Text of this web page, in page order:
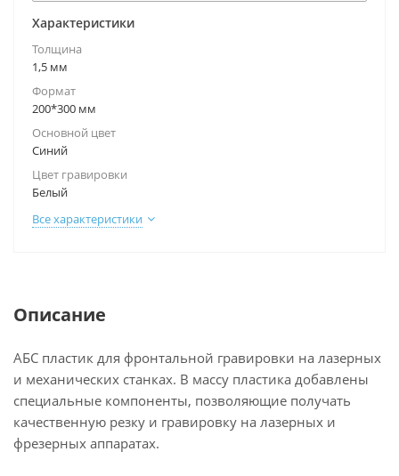
Характеристики
Толщина
1,5 мм
Формат
200*300 мм
Основной цвет
Синий
Цвет гравировки
Белый
Все характеристики
Описание
АБС пластик для фронтальной гравировки на лазерных
и механических станках. В массу пластика добавлены
специальные компоненты, позволяющие получать
качественную резку и гравировку на лазерных и
фрезерных аппаратах.